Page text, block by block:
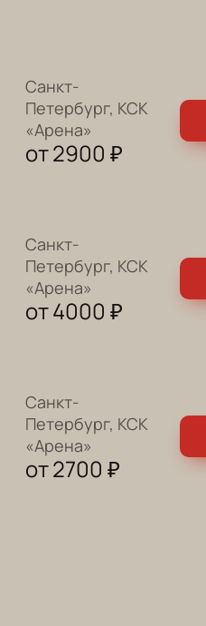
Санкт-
Петербург, КСК
«Арена»
от2900 ₽
Санкт-
Петербург, КСК
«Арена»
от4000 ₽
Санкт-
Петербург, КСК
«Арена»
от2700 ₽